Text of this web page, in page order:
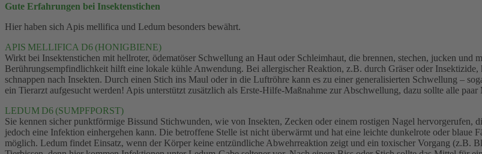
Gute Erfahrungen bei Insektenstichen
Hier haben sich Apis mellifica und Ledum besonders bewährt.
APIS MELLIFICA D6 (HONIGBIENE)
Wirkt bei Insektenstichen mit hellroter, ödematöser Schwellung an Haut oder Schleimhaut, die brennen, stechen, jucken
Berührungsempfindlichkeit hilft eine lokale kühle Anwendung. Bei allergischer Reaktion, z.B. durch Gräser oder
schnappen nach Insekten. Durch einen Stich ins Maul oder in die Luftröhre kann es zu einer generalisierten Schwellung –
ein Tierarzt aufgesucht werden! Apis unterstützt zusätzlich als Erste-Hilfe-Maßnahme zur Abschwellung, dazu sollte alle
LEDUM D6 (SUMPFPORST)
Sie kennen sicher punktförmige Bissund Stichwunden, wie von Insekten, Zecken oder einem rostigen Nagel hervorgerufen,
jedoch eine Infektion einhergehen kann. Die betroffene Stelle ist nicht überwärmt und hat eine leichte dunkelrote oder
möglich. Ledum findet Einsatz, wenn der Körper keine entzündliche Abwehrreaktion zeigt und ein toxischer Vorgang (z.B.